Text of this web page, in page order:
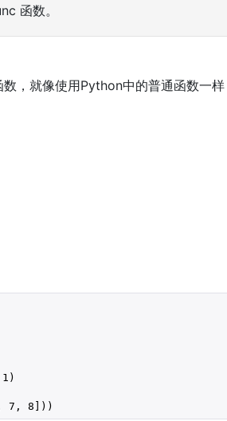
函数。
，就像使用Python中的普通函数一
1 )
7 , 8 ]))